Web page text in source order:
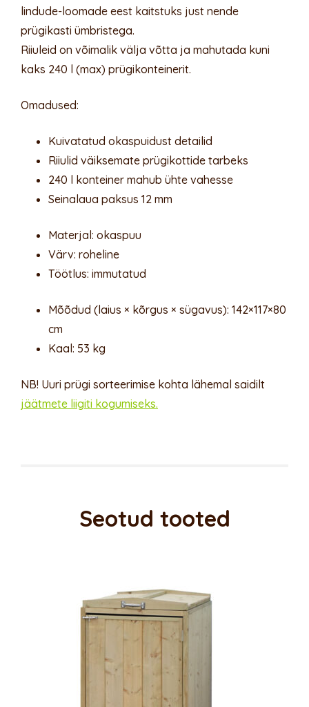
lindude-loomade eest kaitstuks just nende
prügikasti ümbristega.
Riiuleid on võimalik välja võtta ja mahutada kuni
kaks 240 l (max) prügikonteinerit.
Omadused:
Kuivatatud okaspuidust detailid
Riiulid väiksemate prügikottide tarbeks
240 l konteiner mahub ühte vahesse
Seinalaua paksus 12 mm
Materjal: okaspuu
Värv: roheline
Töötlus: immutatud
Mõõdud (laius × kõrgus × sügavus): 142×117×80
cm
Kaal: 53 kg
NB! Uuri prügi sorteerimise kohta lähemal saidilt
jäätmete liigiti kogumiseks.
Seotud tooted